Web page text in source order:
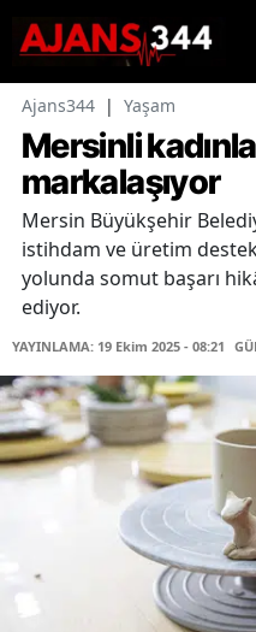
Ajans344 | Yaşam
Mersinli
markalaşıyor
Mersin Büyükşehir
istihdam ve üretim
yolunda somut başarı
ediyor.
YAYINLAMA: 19 Ekim 2025 - 08:21